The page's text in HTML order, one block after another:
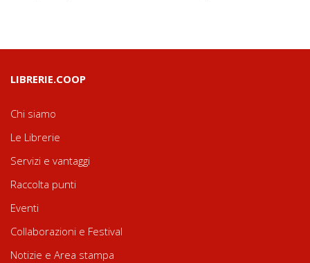
LIBRERIE.COOP
Chi siamo
Le Librerie
Servizi e vantaggi
Raccolta punti
Eventi
Collaborazioni e Festival
Notizie e Area stampa